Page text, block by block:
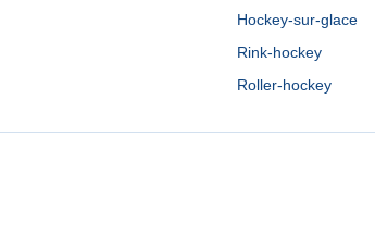
Hockey-sur-glace
Rink-hockey
Roller-hockey